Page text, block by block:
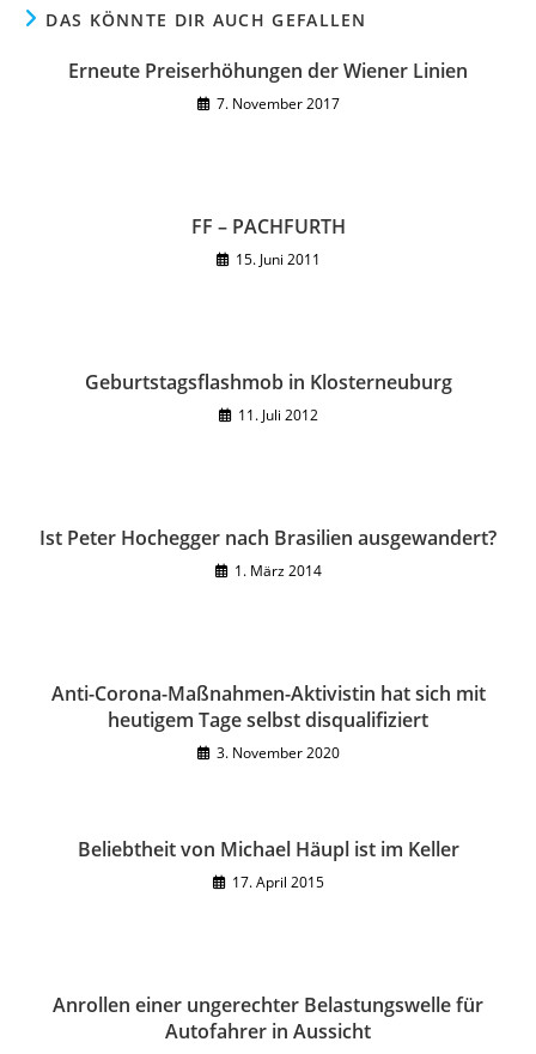
DAS KÖNNTE DIR AUCH GEFALLEN
Erneute Preiserhöhungen der Wiener Linien
7. November 2017
FF – PACHFURTH
15. Juni 2011
Geburtstagsflashmob in Klosterneuburg
11. Juli 2012
Ist Peter Hochegger nach Brasilien ausgewandert?
1. März 2014
Anti-Corona-Maßnahmen-Aktivistin hat sich mit
heutigem Tage selbst disqualifiziert
3. November 2020
Beliebtheit von Michael Häupl ist im Keller
17. April 2015
Anrollen einer ungerechter Belastungswelle für
Autofahrer in Aussicht